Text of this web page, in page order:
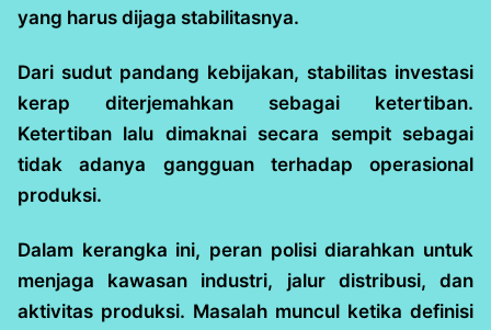
yang harus dijaga stabilitasnya.
Dari sudut pandang kebijakan, stabilitas investasi
kerap diterjemahkan sebagai ketertiban.
Ketertiban lalu dimaknai secara sempit sebagai
tidak adanya gangguan terhadap operasional
produksi.
Dalam kerangka ini, peran polisi diarahkan untuk
menjaga kawasan industri, jalur distribusi, dan
aktivitas produksi. Masalah muncul ketika definisi